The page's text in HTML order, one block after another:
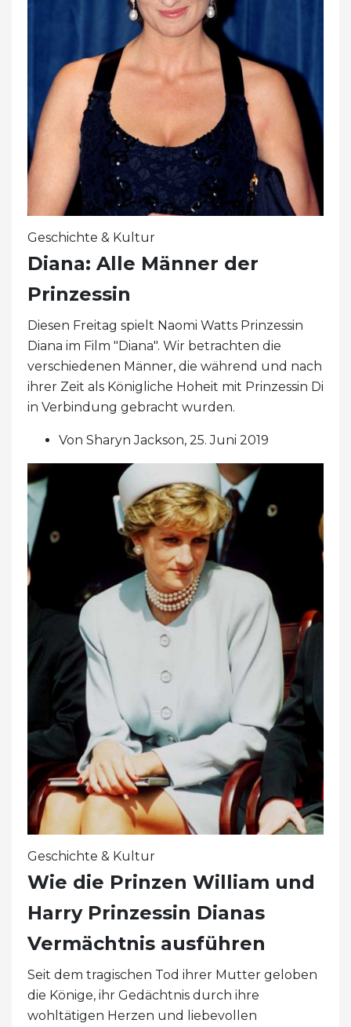
Geschichte & Kultur
Diana: Alle Männer der
Prinzessin
Diesen Freitag spielt Naomi Watts Prinzessin
Diana im Film "Diana". Wir betrachten die
verschiedenen Männer, die während und nach
ihrer Zeit als Königliche Hoheit mit Prinzessin Di
in Verbindung gebracht wurden.
Von Sharyn Jackson, 25. Juni 2019
Geschichte & Kultur
Wie die Prinzen William und
Harry Prinzessin Dianas
Vermächtnis ausführen
Seit dem tragischen Tod ihrer Mutter geloben
die Könige, ihr Gedächtnis durch ihre
wohltätigen Herzen und liebevollen